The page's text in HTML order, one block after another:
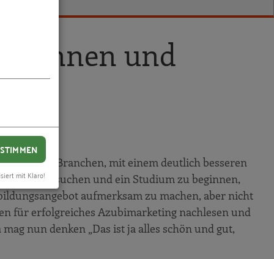
und
anderen Branchen, mit einem deutlich besseren
zu besuchen und ein Studium zu beginnen,
aufmerksam zu machen, aber nicht
für erfolgreiches Azubimarketing nachlesen und
nun denken „Das ist ja alles schön und gut,
mit Klaro!